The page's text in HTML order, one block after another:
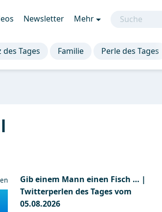
Newsletter Mehr
des Tages Familie Perle des Tages
Gib einem Mann einen Fisch … |
Twitterperlen des Tages vom
05.08.2026